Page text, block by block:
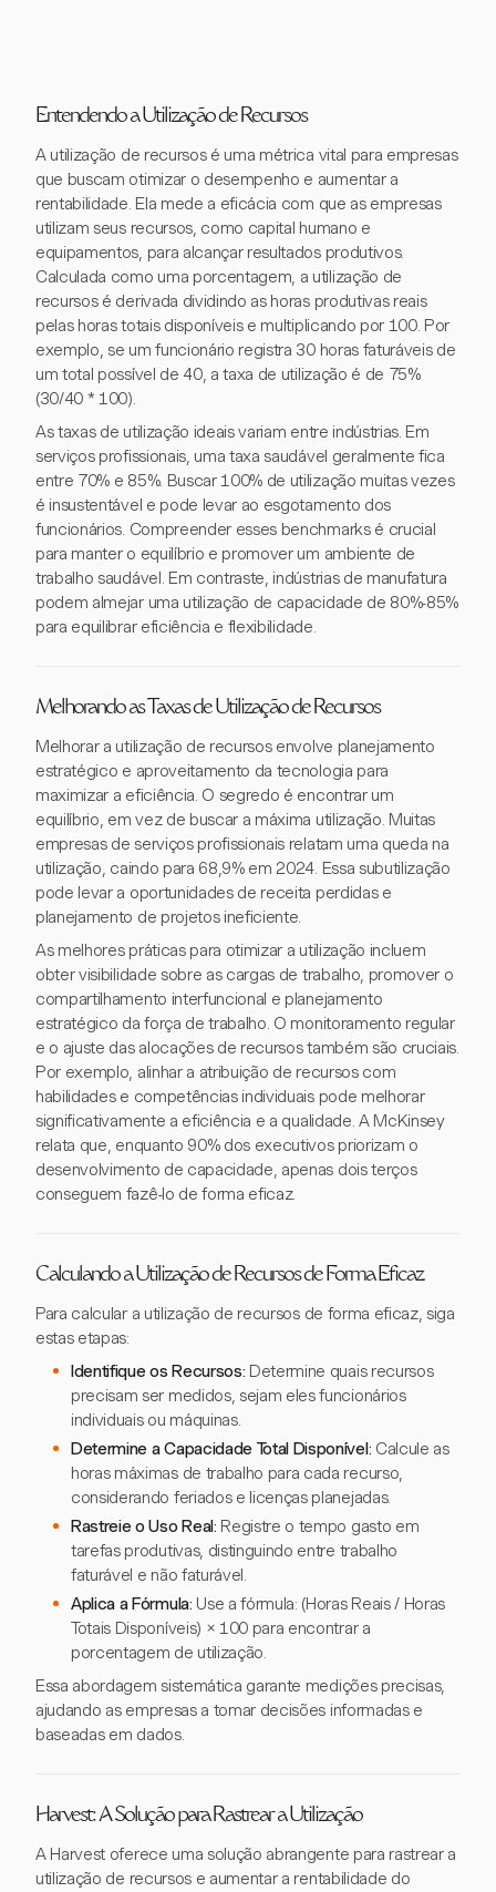
Entendendo a Utilização de Recursos
A utilização de recursos é uma métrica vital para empresas
que buscam otimizar o desempenho e aumentar a
rentabilidade. Ela mede a eficácia com que as empresas
utilizam seus recursos, como capital humano e
equipamentos, para alcançar resultados produtivos.
Calculada como uma porcentagem, a utilização de
recursos é derivada dividindo as horas produtivas reais
pelas horas totais disponíveis e multiplicando por 100. Por
exemplo, se um funcionário registra 30 horas faturáveis de
um total possível de 40, a taxa de utilização é de 75%
(30/40 * 100).
As taxas de utilização ideais variam entre indústrias. Em
serviços profissionais, uma taxa saudável geralmente fica
entre 70% e 85%. Buscar 100% de utilização muitas vezes
é insustentável e pode levar ao esgotamento dos
funcionários. Compreender esses benchmarks é crucial
para manter o equilíbrio e promover um ambiente de
trabalho saudável. Em contraste, indústrias de manufatura
podem almejar uma utilização de capacidade de 80%-85%
para equilibrar eficiência e flexibilidade.
Melhorando as Taxas de Utilização de Recursos
Melhorar a utilização de recursos envolve planejamento
estratégico e aproveitamento da tecnologia para
maximizar a eficiência. O segredo é encontrar um
equilíbrio, em vez de buscar a máxima utilização. Muitas
empresas de serviços profissionais relatam uma queda na
utilização, caindo para 68,9% em 2024. Essa subutilização
pode levar a oportunidades de receita perdidas e
planejamento de projetos ineficiente.
As melhores práticas para otimizar a utilização incluem
obter visibilidade sobre as cargas de trabalho, promover o
compartilhamento interfuncional e planejamento
estratégico da força de trabalho. O monitoramento regular
e o ajuste das alocações de recursos também são cruciais.
Por exemplo, alinhar a atribuição de recursos com
habilidades e competências individuais pode melhorar
significativamente a eficiência e a qualidade. A McKinsey
relata que, enquanto 90% dos executivos priorizam o
desenvolvimento de capacidade, apenas dois terços
conseguem fazê-lo de forma eficaz.
Calculando a Utilização de Recursos de Forma Eficaz
Para calcular a utilização de recursos de forma eficaz, siga
estas etapas:
Identifique os Recursos: Determine quais recursos
precisam ser medidos, sejam eles funcionários
individuais ou máquinas.
Determine a Capacidade Total Disponível: Calcule as
horas máximas de trabalho para cada recurso,
considerando feriados e licenças planejadas.
Rastreie o Uso Real: Registre o tempo gasto em
tarefas produtivas, distinguindo entre trabalho
faturável e não faturável.
Aplica a Fórmula: Use a fórmula: (Horas Reais / Horas
Totais Disponíveis) × 100 para encontrar a
porcentagem de utilização.
Essa abordagem sistemática garante medições precisas,
ajudando as empresas a tomar decisões informadas e
baseadas em dados.
Harvest: A Solução para Rastrear a Utilização
A Harvest oferece uma solução abrangente para rastrear a
utilização de recursos e aumentar a rentabilidade do